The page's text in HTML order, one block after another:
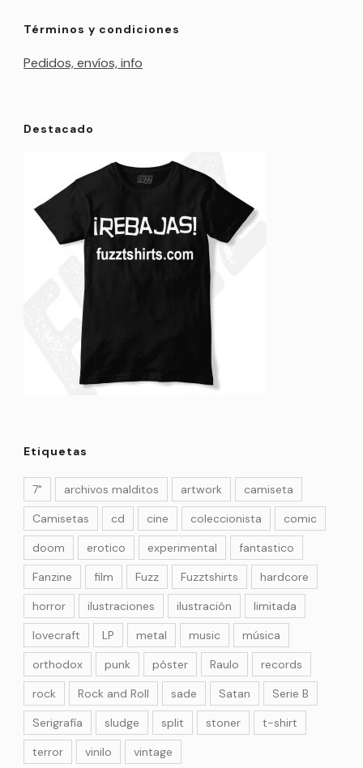
Términos y condiciones
Pedidos, envíos, info
Destacado
Etiquetas
7" archivos malditos artwork
camiseta
Camisetas
cd cine coleccionista
comic
doom
erotico experimental
fantastico
Fanzine
film Fuzz Fuzztshirts
hardcore
horror
ilustraciones ilustración
limitada
lovecraft
LP metal music
música
orthodox
punk póster Raulo
records
rock
Rock and Roll sade Satan
Serie B
Serigrafía
sludge split stoner
t-shirt
terror
vinilo vintage